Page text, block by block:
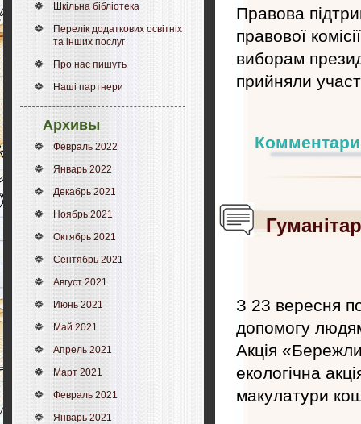
Шкільна бібліотека
Перелік додаткових освітніх
та інших послуг
Про нас пишуть
Наші партнери
Архивы
Февраль 2022
Январь 2022
Декабрь 2021
Ноябрь 2021
Октябрь 2021
Сентябрь 2021
Август 2021
Июнь 2021
Май 2021
Апрель 2021
Март 2021
Февраль 2021
Январь 2021
Правова
правової
виборам
прийняли
З 23 вересня
допомогу
Акція
екологічна
макулатури